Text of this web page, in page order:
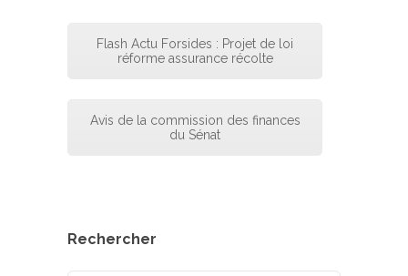
Flash Actu Forsides : Projet de loi
réforme assurance récolte
Avis de la commission des finances
du Sénat
Rechercher